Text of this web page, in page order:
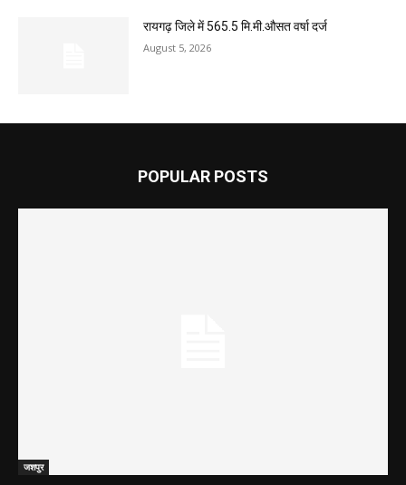
रायगढ़ जिले में 565.5 मि.मी.औसत वर्षा दर्ज
August 5, 2026
POPULAR POSTS
जशपुर